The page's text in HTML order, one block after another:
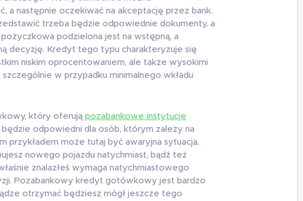
a następnie oczekiwać na akceptację przez bank.
trzeba będzie odpowiednie dokumenty, a
podzielona jest na wstępną, a
decyzję. Kredyt tego typu charakteryzuje się
niskim oprocentowaniem, ale także wysokimi
szczególnie w przypadku minimalnego wkładu
który oferują pozabankowe instytucje
będzie odpowiedni dla osób, którym zależy na
przykładem może tutaj być awaryjna sytuacja,
nowego pojazdu natychmiast, bądź też
znalazłeś wymaga natychmiastowego
Pozabankowy kredyt gotówkowy jest bardzo
otrzymać będziesz mógł jeszcze tego